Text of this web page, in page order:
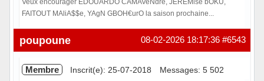
FAITOUT MAliA$$e, YAgN GBOH€urO la saison prochaine...
Hors ligne #6543
08-02-2026 18:17:36
poupoune
Membre Inscrit(e): 25-07-2018 Messages: 5 502